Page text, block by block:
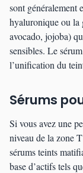
sont généralement
hyaluronique ou la
avocado, jojoba)
sensibles. Le
l’unification du
Sérums
Si vous avez une
niveau de la zone
sérums teints
base d’actifs tels